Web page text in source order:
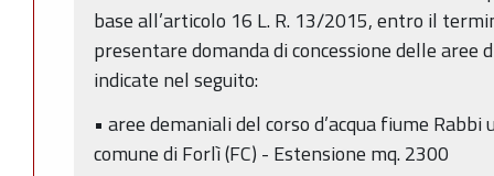
base all’articolo 16 L. R. 13/2015, entro il
presentare domanda di concessione delle aree
indicate nel seguito:
• aree demaniali del corso d’acqua fiume
comune di Forlì (FC) - Estensione mq. 2300